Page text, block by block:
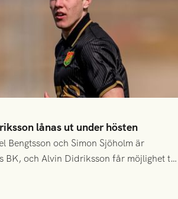
lånas ut under hösten
Bengtsson och Simon Sjöholm är
BK, och Alvin Didriksson får möjlighet till
föreningssamarbete.